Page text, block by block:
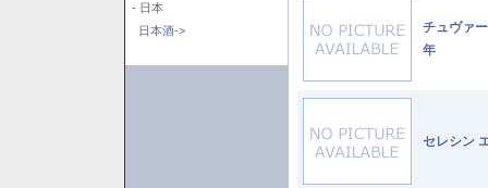
- 日本
日本酒->
チュヴァ
年
セレシン